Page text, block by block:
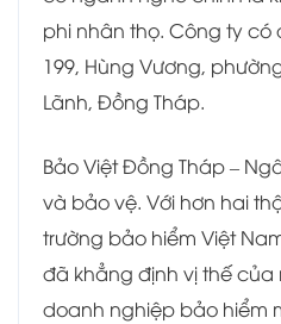
phi nhân thọ. Công ty có
199, Hùng Vương,
Lãnh, Đồng Tháp.
Bảo Việt Đồng Tháp –
và bảo vệ. Với hơn hai
trường bảo hiểm Việt
đã khẳng định vị thế của
doanh nghiệp bảo hiểm